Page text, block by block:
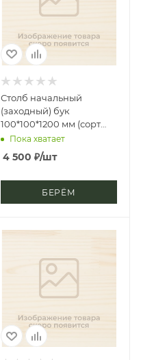
Столб начальный
(заходный) бук
100*100*1200 мм (сорт
Экстра) амфора
Пока хватает
4 500 ₽/шт
БЕРЁМ